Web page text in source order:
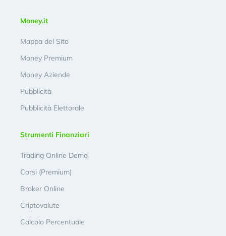
Money.it
Mappa del Sito
Money Premium
Money Aziende
Pubblicità
Pubblicità Elettorale
Strumenti Finanziari
Trading Online Demo
Corsi (Premium)
Broker Online
Criptovalute
Calcolo Percentuale